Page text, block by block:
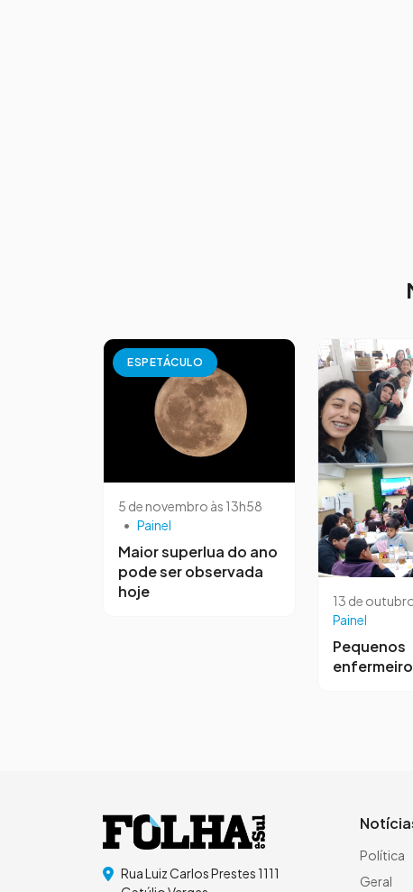
ESPETÁCULO
5 de novembro às 13h58
• Painel
Maior superlua do ano
pode ser observada
hoje
13 de
Painel
Pequenos
Rua Luiz Carlos Prestes 1111
Política
Geral